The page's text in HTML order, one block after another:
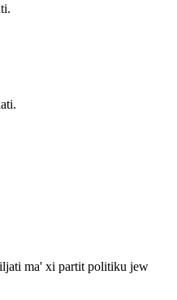
ma' xi partit politiku jew